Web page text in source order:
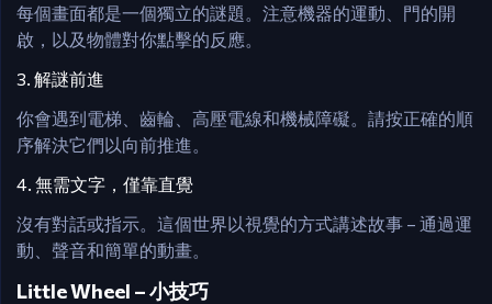
每個畫面都是一個獨立的謎題。注意機器的運動、門的開
啟，以及物體對你點擊的反應。
3. 解謎前進
你會遇到電梯、齒輪、高壓電線和機械障礙。請按正確的順
序解決它們以向前推進。
4. 無需文字，僅靠直覺
沒有對話或指示。這個世界以視覺的方式講述故事 – 通過運
動、聲音和簡單的動畫。
Little Wheel – 小技巧